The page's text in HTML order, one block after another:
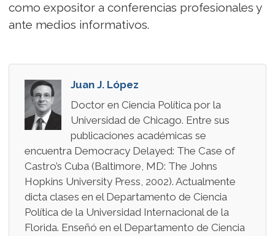
como expositor a conferencias profesionales y
ante medios informativos.
Juan J. López
Doctor en Ciencia Política por la
Universidad de Chicago. Entre sus
publicaciones académicas se
encuentra Democracy Delayed: The Case of
Castro’s Cuba (Baltimore, MD: The Johns
Hopkins University Press, 2002). Actualmente
dicta clases en el Departamento de Ciencia
Política de la Universidad Internacional de la
Florida. Enseñó en el Departamento de Ciencia